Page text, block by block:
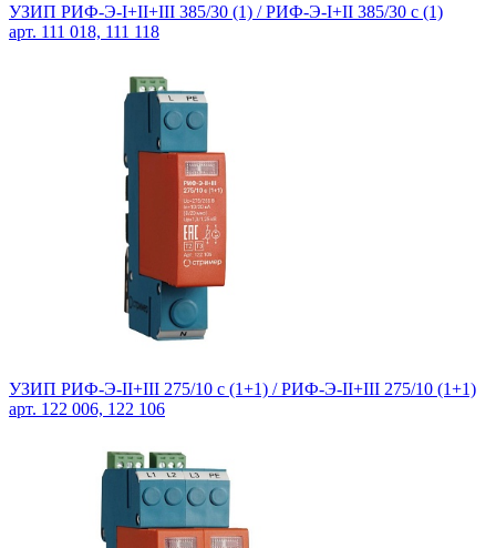
УЗИП РИФ-Э-I+II+III 385/30 (1) / РИФ-Э-I+II 385/30 с (1)
арт. 111 018, 111 118
УЗИП РИФ-Э-II+III 275/10 с (1+1) / РИФ-Э-II+III 275/10 (1+1)
арт. 122 006, 122 106